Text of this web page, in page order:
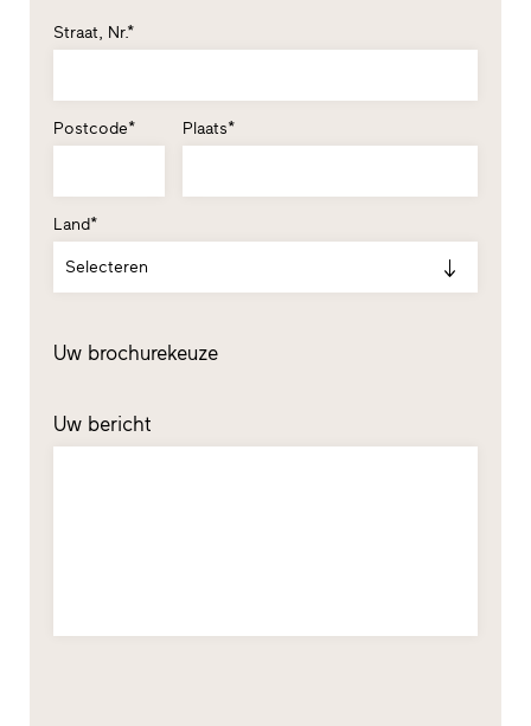
Straat, Nr.*
Postcode* Plaats*
Land*
Selecteren
Uw brochurekeuze
Uw bericht